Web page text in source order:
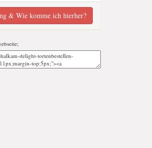
& Wie komme ich hierher?